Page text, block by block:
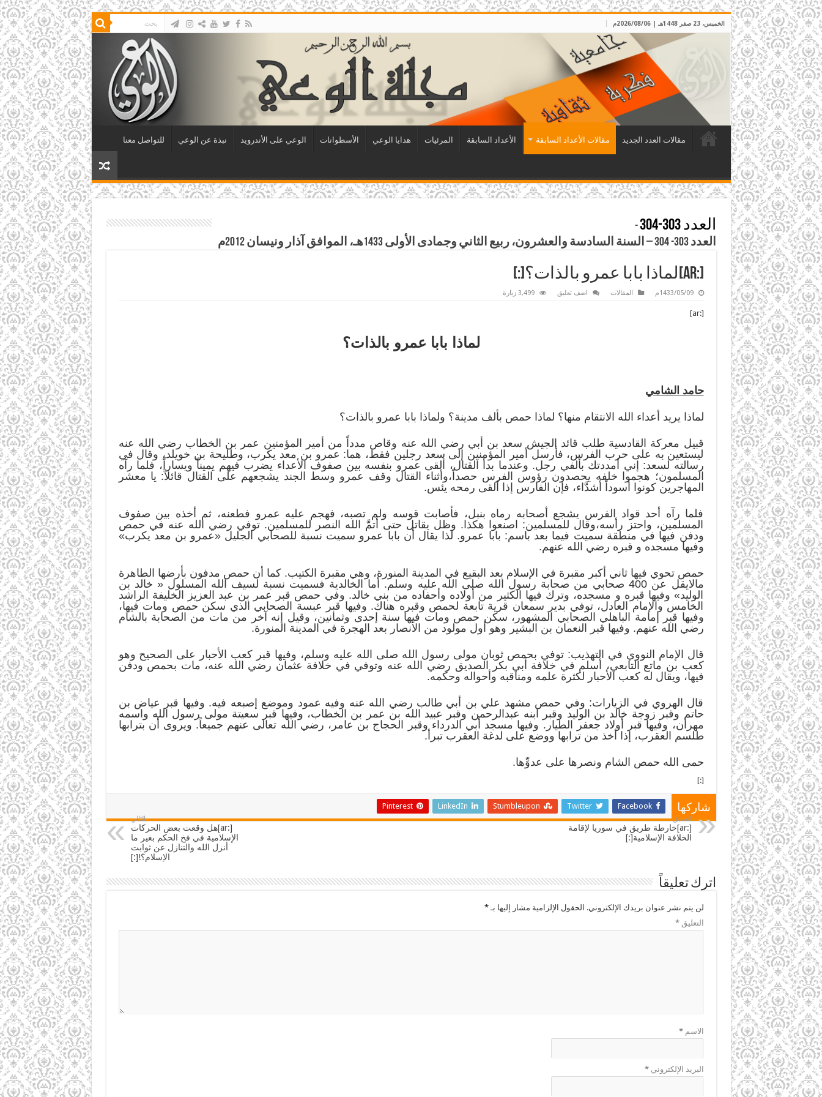
الخميس، 23 صفر 1448هـ | 2026/08/06م
مقالات العدد الجديد مقالات الأعداد السابقة الأعداد السابقة المرئيات هدايا الوعي الأسطوانات الوعي على الأندرويد نبذة عن الوعي للتواصل معنا
العدد 303-304
-
العدد 303- 304 – السنة السادسة والعشرون، ربيع الثاني وجمادى الأولى 1433هـ، الموافق آذار ونيسان 2012م
[:ar]لماذا بابا عمرو بالذات؟[:]
1433/05/09م المقالات اضف تعليق 3,499 زيارة
[:ar]
لماذا بابا عمرو بالذات؟
حامد الشامي
لماذا يريد أعداء الله الانتقام منها؟ لماذا حمص بألف مدينة؟ ولماذا بابا عمرو بالذات؟
قبيل معركة القادسية طلب قائد الجيش سعد بن أبي رضي الله عنه وقاص مدداً من أمير المؤمنين عمر بن الخطاب رضي الله عنه
ليستعين به على حرب الفرس، فأرسل أمير المؤمنين إلى سعد رجلين فقط، هما: عمرو بن معد يكرب، وطليحة بن خويلد، وقال في
رسالته لسعد: إني أمددتك بألفي رجل. وعندما بدأ القتال، ألقى عمرو بنفسه بين صفوف الأعداء يضرب فيهم يميناً ويساراً، فلما رآه
المسلمون؛ هجموا خلفه يحصدون رؤوس الفرس حصداً،وأثناء القتال وقف عمرو وسط الجند يشجعهم على القتال قائلاً: يا معشر
المهاجرين كونوا أسوداً أشدَّاء، فإن الفارس إذا ألقى رمحه يئس.
فلما رآه أحد قواد الفرس يشجع أصحابه رماه بنبل، فأصابت قوسه ولم تصبه، فهجم عليه عمرو فطعنه، ثم أخذه بين صفوف
المسلمين، واحتز رأسه،وقال للمسلمين: اصنعوا هكذا. وظل يقاتل حتى أتمَّ الله النصر للمسلمين. توفي رضي الله عنه في حمص
ودفن فيها في منطقة سميت فيما بعد باسم: بابا عمرو. لذا يقال أن بابا عمرو سميت نسبة للصحابي الجليل «عمرو بن معد يكرب»
وفيها مسجده و قبره رضي الله عنهم.
حمص تحوي فيها ثاني أكبر مقبرة في الإسلام بعد البقيع في المدينة المنورة، وهي مقبرة الكتيب. كما أن حمص مدفون بأرضها الطاهرة
مالايقل عن 400 صحابي من صحابة رسول الله صلى الله عليه وسلم. أما الخالدية فسميت نسبة لسيف الله المسلول « خالد بن
الوليد» وفيها قبره و مسجده، وترك فيها الكثير من أولاده وأحفاده من بني خالد. وفي حمص قبر عمر بن عبد العزيز الخليفة الراشد
الخامس والإمام العادل، توفي بدير سمعان قرية تابعة لحمص وقبره هناك. وفيها قبر عبسة الصحابي الذي سكن حمص ومات فيها،
وفيها قبر إمامة الباهلي الصحابي المشهور، سكن حمص ومات فيها سنة إحدى وثمانين، وقيل إنه آخر من مات من الصحابة بالشام
رضي الله عنهم. وفيها قبر النعمان بن البشير وهو أول مولود من الأنصار بعد الهجرة في المدينة المنورة.
قال الإمام النووي في التهذيب: توفي بحمص ثوبان مولى رسول الله صلى الله عليه وسلم، وفيها قبر كعب الأحبار على الصحيح وهو
كعب بن ماتع التابعي، أسلم في خلافة أبي بكر الصديق رضي الله عنه وتوفي في خلافة عثمان رضي الله عنه، مات بحمص ودفن
فيها، ويقال له كعب الأحبار لكثرة علمه ومناقبه وأحواله وحكمه.
قال الهروي في الزيارات: وفي حمص مشهد علي بن أبي طالب رضي الله عنه وفيه عمود وموضع إصبعه فيه. وفيها قبر عياض بن
حاتم وقبر زوجة خالد بن الوليد وقبر ابنه عبدالرحمن وقبر عبيد الله بن عمر بن الخطاب، وفيها قبر سعيتة مولى رسول الله واسمه
مهران، وفيها قبر أولاد جعفر الطيار. وفيها مسجد أبي الدرداء وقبر الحجاج بن عامر، رضي الله تعالى عنهم جميعاً. ويروى أن بترابها
طلسم العقرب، إذا أخذ من ترابها ووضع على لدغة العقرب تبرأ.
حمى الله حمص الشام ونصرها على عدوِّها.
[:]
شاركها Facebook
Twitter
Stumbleupon
LinkedIn
Pinterest
السابق
[:ar]خارطة طريق في سوريا لإقامة
الخلافة الإسلامية[:]
التالي
[:ar]هل وقعت بعض الحركات
الإسلامية في فخ الحكم بغير ما
أنزل الله والتنازل عن ثوابت
الإسلام؟![:]
اترك تعليقاً
لن يتم نشر عنوان بريدك الإلكتروني. الحقول الإلزامية مشار إليها بـ*
التعليق*
الاسم*
البريد الإلكتروني*